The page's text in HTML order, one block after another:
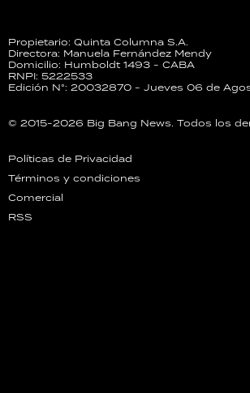
Propietario: Quinta Columna S.A.
Directora: Manuela Fernández Mendy
Domicilio: Humboldt 1493 - CABA
RNPI: 5222533
Edición N°: 20032870 - Jueves 06 de
© 2015-2026 Big Bang News. Todos los
Políticas de Privacidad
Términos y condiciones
Comercial
RSS